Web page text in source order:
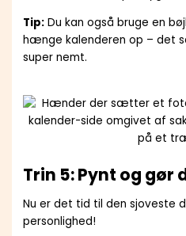
Tip: Du kan også bruge en
hænge kalenderen op – det
super nemt.
Trin 5: Pynt og gør
Nu er det tid til den sjoveste
personlighed!